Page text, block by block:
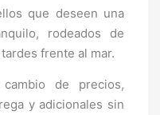
que deseen una
rodeados de
frente al mar.
de precios,
y adicionales sin